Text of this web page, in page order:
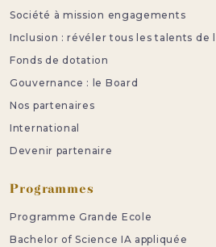
Société à mission engagements
Inclusion : révéler tous les talents de
Fonds de dotation
Gouvernance : le Board
Nos partenaires
International
Devenir partenaire
Programmes
Programme Grande Ecole
Bachelor of Science IA appliquée